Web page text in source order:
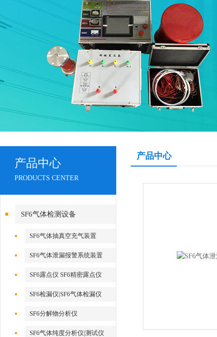
产品中心
PRODUCTS CENTER
SF6气体检测设备
SF6气体抽真空充气装置
SF6气体泄漏报警系统装置
SF6露点仪 SF6精密露点仪
SF6检漏仪|SF6气体检漏仪
SF6分解物分析仪
SF6气体纯度分析仪|测试仪
产品中心